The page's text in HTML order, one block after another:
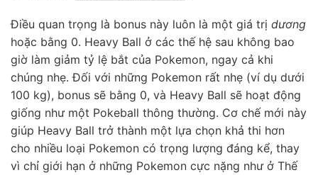
Điều quan trọng là bonus này luôn là một giá trị dương
hoặc bằng 0. Heavy Ball ở các thế hệ sau không bao
giờ làm giảm tỷ lệ bắt của Pokemon, ngay cả khi
chúng nhẹ. Đối với những Pokemon rất nhẹ (ví dụ dưới
100 kg), bonus sẽ bằng 0, và Heavy Ball sẽ hoạt động
giống như một Pokeball thông thường. Cơ chế mới này
giúp Heavy Ball trở thành một lựa chọn khả thi hơn
cho nhiều loại Pokemon có trọng lượng đáng kể, thay
vì chỉ giới hạn ở những Pokemon cực nặng như ở Thế